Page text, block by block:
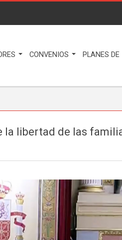
CONVENIOS PLANES
la libertad de las